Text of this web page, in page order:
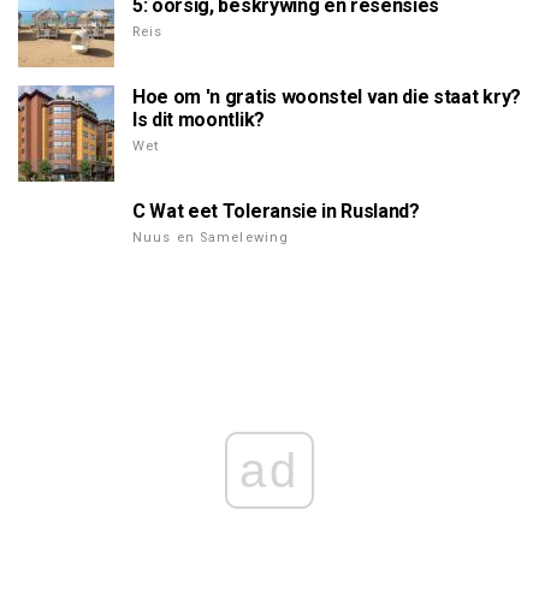
5: oorsig, beskrywing en resensies
Reis
Hoe om 'n gratis woonstel van die staat kry?
Is dit moontlik?
Wet
C Wat eet Toleransie in Rusland?
Nuus en Samelewing
ad